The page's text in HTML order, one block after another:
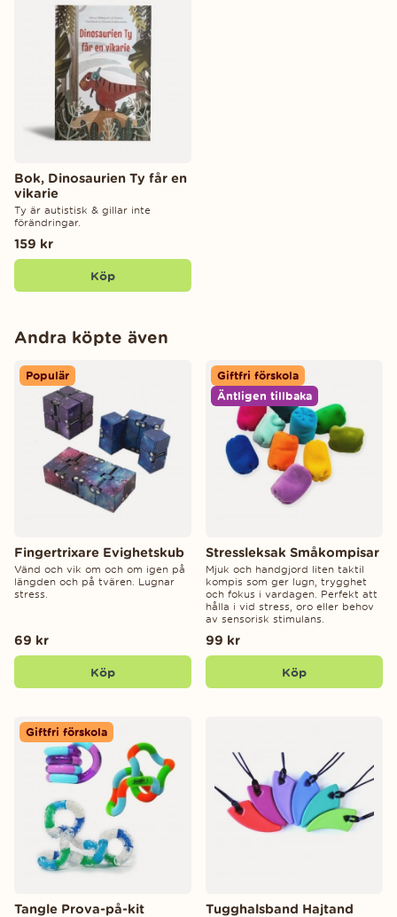
Bok, Dinosaurien Ty får en
vikarie
Ty är autistisk & gillar inte
förändringar.
159 kr
Köp
Andra köpte även
Populär
Fingertrixare Evighetskub
Vänd och vik om och om igen på
längden och på tvären. Lugnar
stress.
69 kr
Köp
Giftfri förskola
Äntligen tillbaka
Stressleksak Småkompisar
Mjuk och handgjord liten taktil
kompis som ger lugn, trygghet
och fokus i vardagen. Perfekt att
hålla i vid stress, oro eller behov
av sensorisk stimulans.
99 kr
Köp
Giftfri förskola
Tangle Prova-på-kit Tugghalsband Hajtand